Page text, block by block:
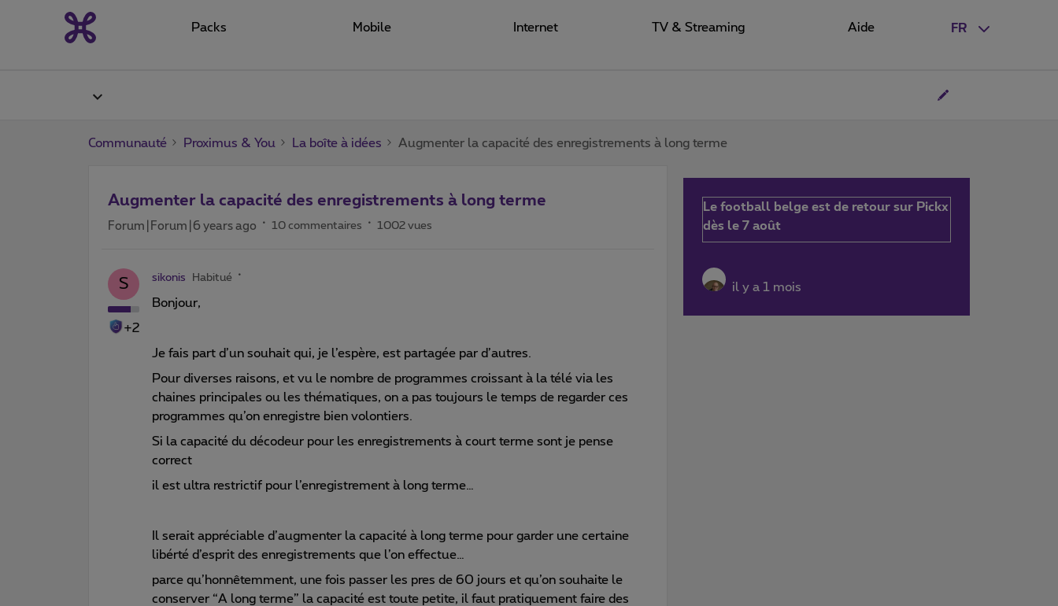
FR
Packs Mobile Internet TV & Streaming Aide
Communauté Proximus & You La boîte à idées Augmenter la capacité des enregistrements à long terme
Augmenter la capacité des enregistrements à long terme
Forum|Forum|6 years ago 10 commentaires 1002 vues
S
+2
sikonis Habitué
Bonjour,
Je fais part d’un souhait qui, je l’espère, est partagée par d’autres.
Pour diverses raisons, et vu le nombre de programmes croissant à la télé via les
chaines principales ou les thématiques, on a pas toujours le temps de regarder ces
programmes qu’on enregistre bien volontiers.
Si la capacité du décodeur pour les enregistrements à court terme sont je pense
correct
il est ultra restrictif pour l’enregistrement à long terme…
Il serait appréciable d’augmenter la capacité à long terme pour garder une certaine
libérté d’esprit des enregistrements que l’on effectue…
parce qu’honnêtemment, une fois passer les pres de 60 jours et qu’on souhaite le
conserver “A long terme” la capacité est toute petite, il faut pratiquement faire des
Le football belge est de retour sur Pickx
dès le 7 août
il y a 1 mois